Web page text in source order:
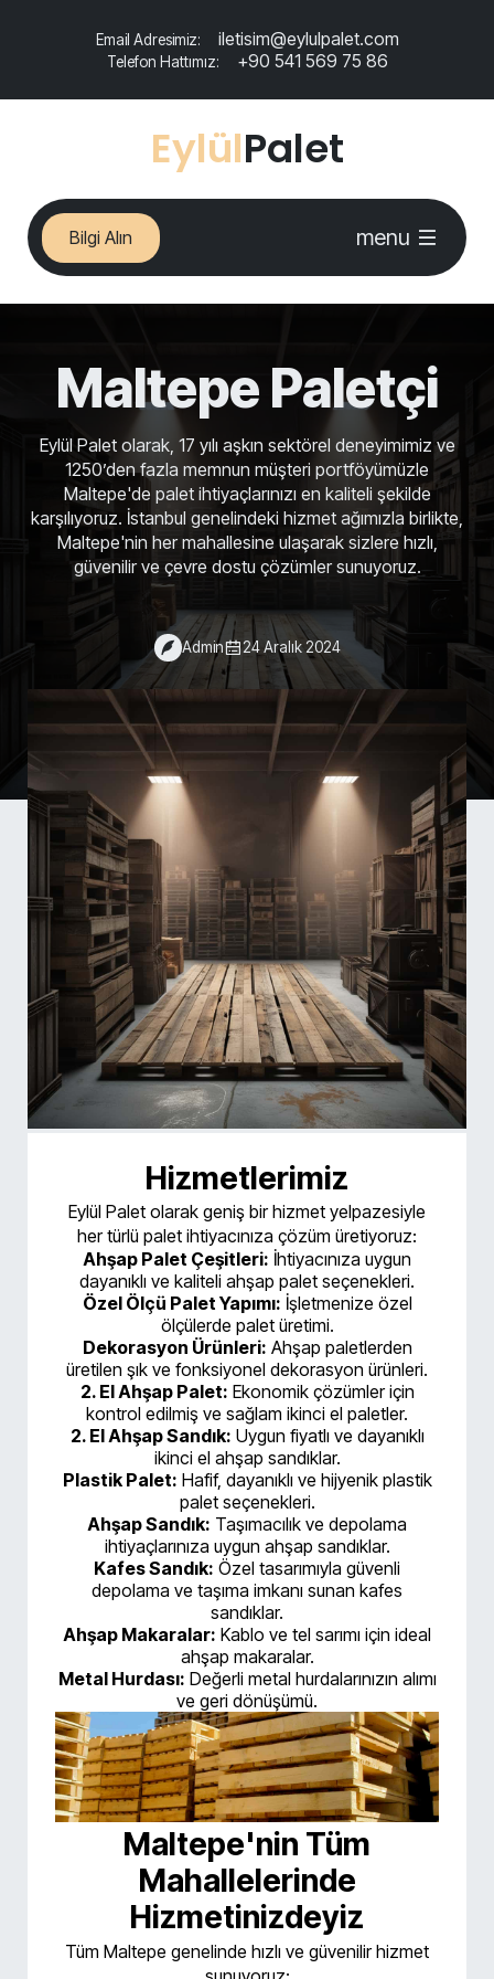
Email Adresimiz: iletisim@eylulpalet.com
Telefon Hattımız: +90 541 569 75 86
EylülPalet
Bilgi Alın menu
Maltepe Paletçi
Eylül Palet olarak, 17 yılı aşkın sektörel deneyimimiz ve
1250’den fazla memnun müşteri portföyümüzle
Maltepe'de palet ihtiyaçlarınızı en kaliteli şekilde
karşılıyoruz. İstanbul genelindeki hizmet ağımızla birlikte,
Maltepe'nin her mahallesine ulaşarak sizlere hızlı,
güvenilir ve çevre dostu çözümler sunuyoruz.
Admin 24 Aralık 2024
Hizmetlerimiz
Eylül Palet olarak geniş bir hizmet yelpazesiyle
her türlü palet ihtiyacınıza çözüm üretiyoruz:
Ahşap Palet Çeşitleri: İhtiyacınıza uygun
dayanıklı ve kaliteli ahşap palet seçenekleri.
Özel Ölçü Palet Yapımı: İşletmenize özel
ölçülerde palet üretimi.
Dekorasyon Ürünleri: Ahşap paletlerden
üretilen şık ve fonksiyonel dekorasyon ürünleri.
2. El Ahşap Palet: Ekonomik çözümler için
kontrol edilmiş ve sağlam ikinci el paletler.
2. El Ahşap Sandık: Uygun fiyatlı ve dayanıklı
ikinci el ahşap sandıklar.
Plastik Palet: Hafif, dayanıklı ve hijyenik plastik
palet seçenekleri.
Ahşap Sandık: Taşımacılık ve depolama
ihtiyaçlarınıza uygun ahşap sandıklar.
Kafes Sandık: Özel tasarımıyla güvenli
depolama ve taşıma imkanı sunan kafes
sandıklar.
Ahşap Makaralar: Kablo ve tel sarımı için ideal
ahşap makaralar.
Metal Hurdası: Değerli metal hurdalarınızın alımı
ve geri dönüşümü.
Maltepe'nin Tüm
Mahallelerinde
Hizmetinizdeyiz
Tüm Maltepe genelinde hızlı ve güvenilir hizmet